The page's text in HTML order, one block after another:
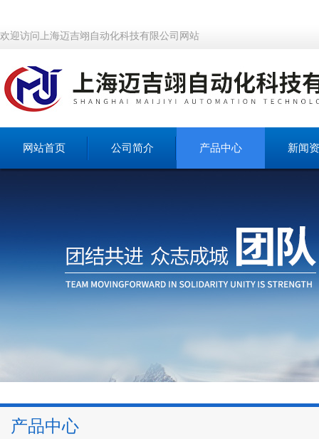
欢迎访问上海迈吉翊自动化科技有限公司网站
网站首页 公司简介 产品中心 新闻
产品中心